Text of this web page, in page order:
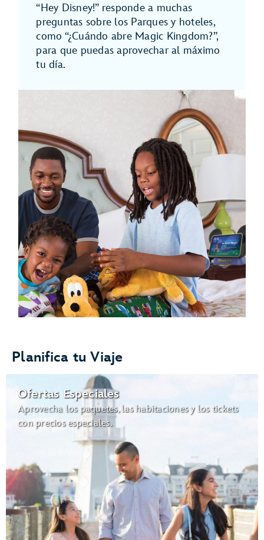
“Hey Disney!” responde a muchas
preguntas sobre los Parques y hoteles,
como “¿Cuándo abre Magic Kingdom?”,
para que puedas aprovechar al máximo
tu día.
Planifica tu Viaje
Ofertas Especiales
Aprovecha los paquetes, las habitaciones y los tickets
con precios especiales.